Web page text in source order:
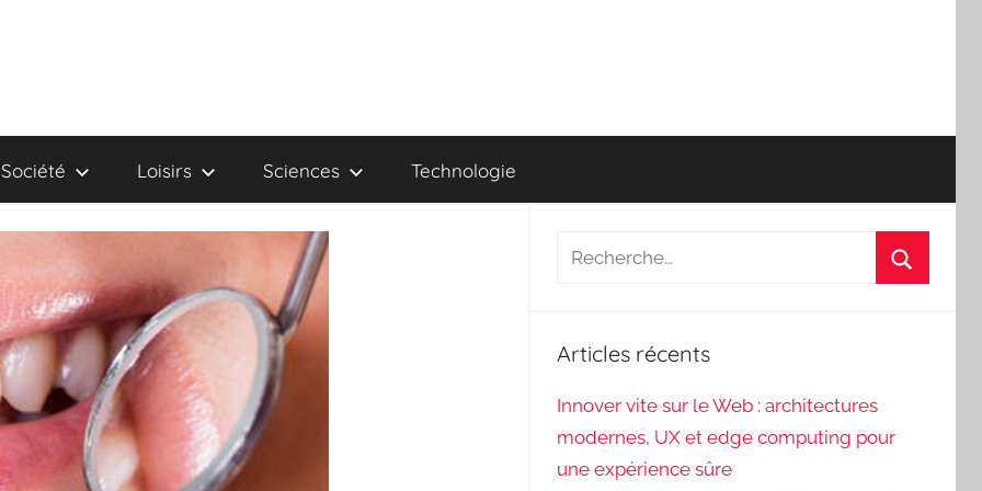
Société Loisirs Sciences Technologie
Recherche
Articles récents
Innover vite sur le Web : architectures
modernes, UX et edge computing pour
une expérience sûre